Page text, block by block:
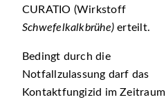
CURATIO (Wirkstoff
Schwefelkalkbrühe)erteilt.
Bedingt durch die
Notfallzulassung darf das
Kontaktfungizid im Zeitraum